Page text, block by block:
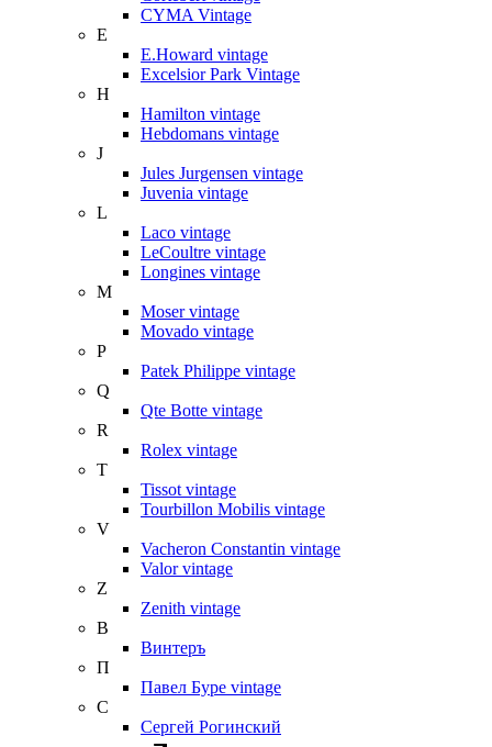
CYMA Vintage
E
E.Howard vintage
Excelsior Park Vintage
H
Hamilton vintage
Hebdomans vintage
J
Jules Jurgensen vintage
Juvenia vintage
L
Laco vintage
LeCoultre vintage
Longines vintage
M
Moser vintage
Movado vintage
P
Patek Philippe vintage
Q
Qte Botte vintage
R
Rolex vintage
T
Tissot vintage
Tourbillon Mobilis vintage
V
Vacheron Constantin vintage
Valor vintage
Z
Zenith vintage
В
Винтеръ
П
Павел Буре vintage
С
Сергей Рогинский